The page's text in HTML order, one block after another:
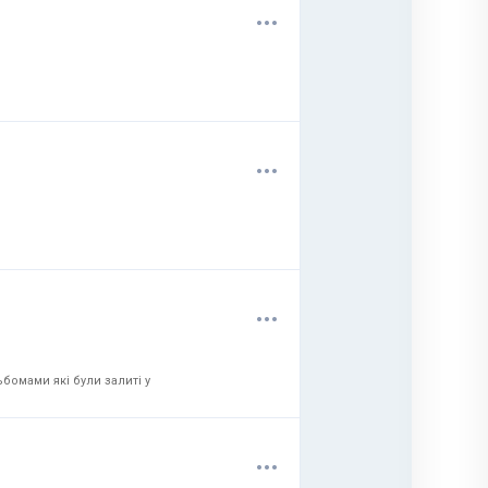
...
...
...
які були залиті у
...